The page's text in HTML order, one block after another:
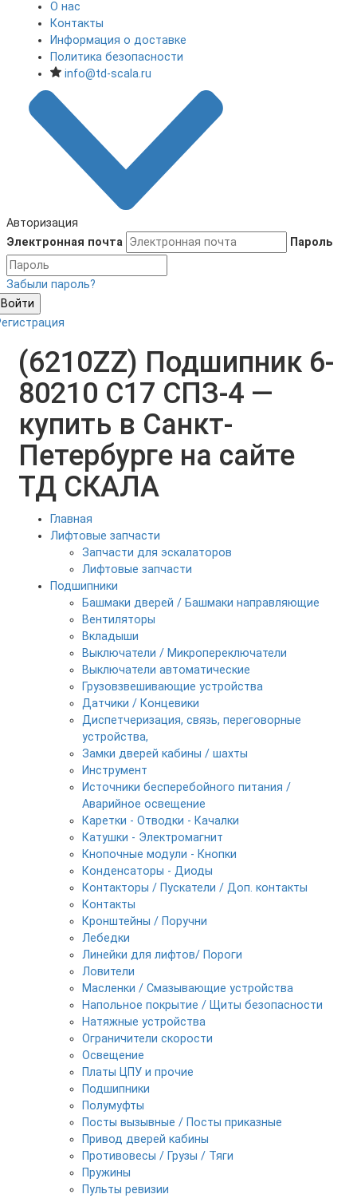
О нас
Контакты
Информация о доставке
Политика безопасности
info@td-scala.ru
Авторизация
Электронная почта
Пароль
Забыли пароль?
Войти
(6210ZZ) Подшипник 6-
80210 С17 СПЗ-4 —
купить в Санкт-
Петербурге на сайте
ТД СКАЛА
Главная
Лифтовые запчасти
Запчасти для эскалаторов
Лифтовые запчасти
Подшипники
Башмаки дверей / Башмаки направляющие
Вентиляторы
Вкладыши
Выключатели / Микропереключатели
Выключатели автоматические
Грузовзвешивающие устройства
Датчики / Концевики
Диспетчеризация, связь, переговорные
устройства,
Замки дверей кабины / шахты
Инструмент
Источники бесперебойного питания /
Аварийное освещение
Каретки - Отводки - Качалки
Катушки - Электромагнит
Кнопочные модули - Кнопки
Конденсаторы - Диоды
Контакторы / Пускатели / Доп. контакты
Контакты
Кронштейны / Поручни
Лебедки
Линейки для лифтов/ Пороги
Ловители
Масленки / Смазывающие устройства
Напольное покрытие / Щиты безопасности
Натяжные устройства
Ограничители скорости
Освещение
Платы ЦПУ и прочие
Подшипники
Полумуфты
Посты вызывные / Посты приказные
Привод дверей кабины
Противовесы / Грузы / Тяги
Пружины
Пульты ревизии